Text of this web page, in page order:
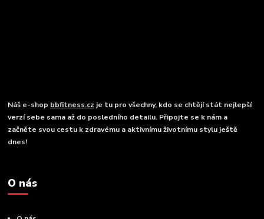
Náš e-shop bbfitness.cz je tu pro všechny, kdo se chtějí stát nejlepší
verzí sebe sama až do posledního detailu. Připojte se k nám a
začněte svou cestu k zdravému a aktivnímu životnímu stylu ještě
dnes!
O nás